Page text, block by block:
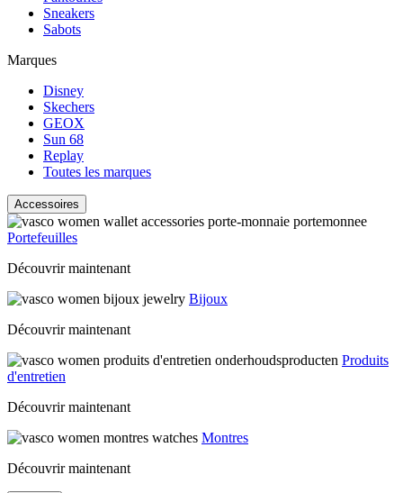
Sneakers
Sabots
Marques
Disney
Skechers
GEOX
Sun 68
Replay
Toutes les marques
Accessoires
Portefeuilles
Découvrir maintenant
Bijoux
Découvrir maintenant
Produits
d'entretien
Découvrir maintenant
Montres
Découvrir maintenant